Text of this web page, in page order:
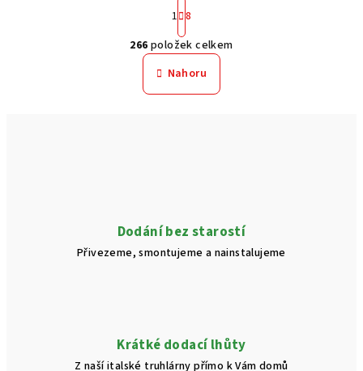
O
v
l
á
k
y
s
t
r
á
n
k
o
1 8
266 položek celkem
Nahoru
Dodání bez starostí
Přivezeme, smontujeme a nainstalujeme
Krátké dodací lhůty
Z naší italské truhlárny přímo k Vám domů